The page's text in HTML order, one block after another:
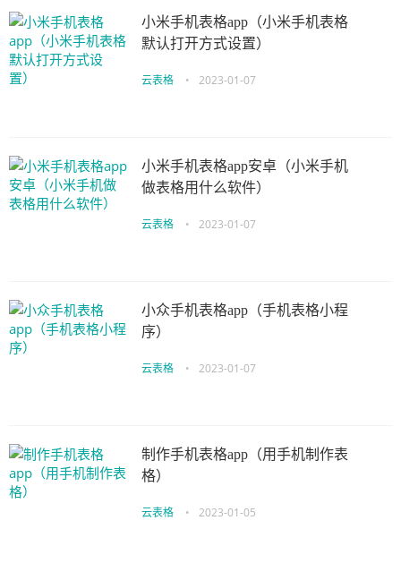
小米手机表格app（小米手机表格
默认打开方式设置）
云表格 • 2023-01-07
小米手机表格app安卓（小米手机
做表格用什么软件）
云表格 • 2023-01-07
小众手机表格app（手机表格小程
序）
云表格 • 2023-01-07
制作手机表格app（用手机制作表
格）
云表格 • 2023-01-05